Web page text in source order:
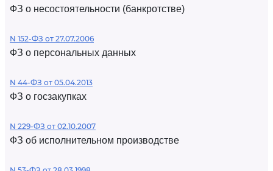
ФЗ о несостоятельности (банкротстве)
N 152-ФЗ от 27.07.2006
ФЗ о персональных данных
N 44-ФЗ от 05.04.2013
ФЗ о госзакупках
N 229-ФЗ от 02.10.2007
ФЗ об исполнительном производстве